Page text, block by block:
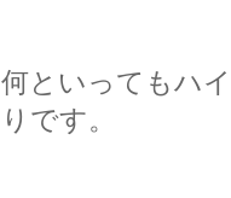
何といってもハ
りです。